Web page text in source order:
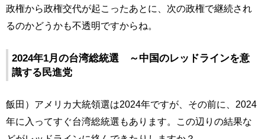
政権から政権交代が起こったあとに、次の政権で継続され
るのかどうかも不透明ですからね。
2024年1月の台湾総統選 ～中国のレッドラインを意
識する民進党
飯田）アメリカ大統領選は2024年ですが、その前に、2024
年に入ってすぐ台湾総統選もあります。この辺りの結果な